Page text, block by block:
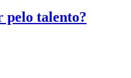
pelo talento?